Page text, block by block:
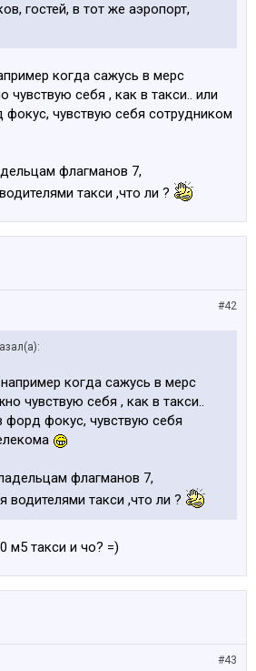
гостей, в тот же аэропорт,
когда сажусь в мерс
чувствую себя , как в такси.. или
чувствую себя сотрудником
флагманов 7,
такси ,что ли ?
#42
когда сажусь в мерс
чувствую себя , как в такси..
форд фокус, чувствую себя
флагманов 7,
водителями такси ,что ли ?
м5 такси и чо? =)
#43